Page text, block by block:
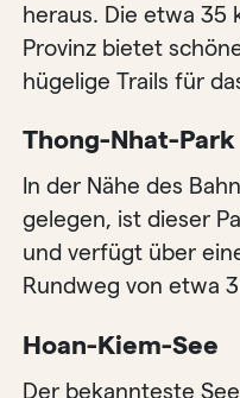
heraus. Die etwa 35
Provinz bietet
hügelige Trails für
Thong-Nhat-Park
In der Nähe des
gelegen, ist dieser
und verfügt über
Rundweg von etwa
Hoan-Kiem-See
Der bekannteste